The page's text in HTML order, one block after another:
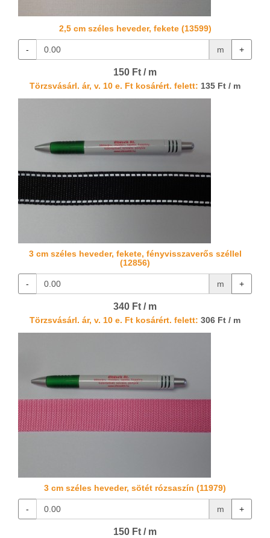
2,5 cm széles heveder, fekete (13599)
- m +
150 Ft / m
Törzsvásárl. ár, v. 10 e. Ft kosárért. felett: 135 Ft / m
3 cm széles heveder, fekete, fényvisszaverős széllel
(12856)
- m +
340 Ft / m
Törzsvásárl. ár, v. 10 e. Ft kosárért. felett: 306 Ft / m
3 cm széles heveder, sötét rózsaszín (11979)
- m +
150 Ft / m